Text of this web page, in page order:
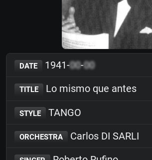
DATE 1941-00-00
TITLE Lo mismo que antes
STYLE TANGO
ORCHESTRA Carlos DI SARLI